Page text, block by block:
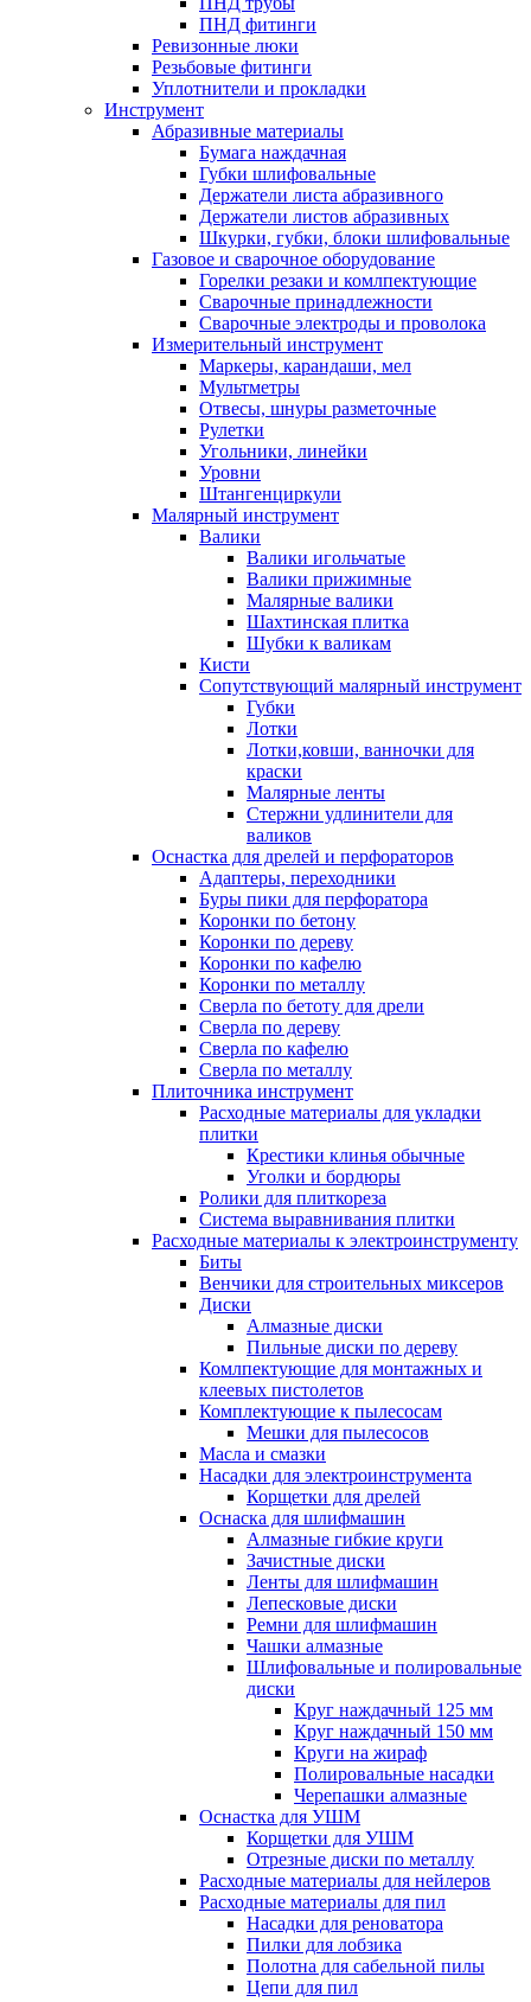
ПНД фитинги
Ревизонные люки
Резьбовые фитинги
Уплотнители и прокладки
Инструмент
Абразивные материалы
Бумага наждачная
Губки шлифовальные
Держатели листа абразивного
Держатели листов абразивных
Шкурки, губки, блоки шлифовальные
Газовое и сварочное оборудование
Горелки резаки и комлпектующие
Сварочные принадлежности
Сварочные электроды и проволока
Измерительный инструмент
Маркеры, карандаши, мел
Мультметры
Отвесы, шнуры разметочные
Рулетки
Угольники, линейки
Уровни
Штангенциркули
Малярный инструмент
Валики
Валики игольчатые
Валики прижимные
Малярные валики
Шахтинская плитка
Шубки к валикам
Кисти
Сопутствующий малярный инструмент
Губки
Лотки
Лотки,ковши, ванночки для
краски
Малярные ленты
Стержни удлинители для
валиков
Оснастка для дрелей и перфораторов
Адаптеры, переходники
Буры пики для перфоратора
Коронки по бетону
Коронки по дереву
Коронки по кафелю
Коронки по металлу
Сверла по бетоту для дрели
Сверла по дереву
Сверла по кафелю
Сверла по металлу
Плиточника инструмент
Расходные материалы для укладки
плитки
Крестики клинья обычные
Уголки и бордюры
Ролики для плиткореза
Система выравнивания плитки
Расходные материалы к электроинструменту
Биты
Венчики для строительных миксеров
Диски
Алмазные диски
Пильные диски по дереву
Комлпектующие для монтажных и
клеевых пистолетов
Комплектующие к пылесосам
Мешки для пылесосов
Масла и смазки
Насадки для электроинструмента
Корщетки для дрелей
Оснаска для шлифмашин
Алмазные гибкие круги
Зачистные диски
Ленты для шлифмашин
Лепесковые диски
Ремни для шлифмашин
Чашки алмазные
Шлифовальные и полировальные
диски
Круг наждачный 125 мм
Круг наждачный 150 мм
Круги на жираф
Полировальные насадки
Черепашки алмазные
Оснастка для УШМ
Корщетки для УШМ
Отрезные диски по металлу
Расходные материалы для нейлеров
Расходные материалы для пил
Насадки для реноватора
Пилки для лобзика
Полотна для сабельной пилы
Цепи для пил